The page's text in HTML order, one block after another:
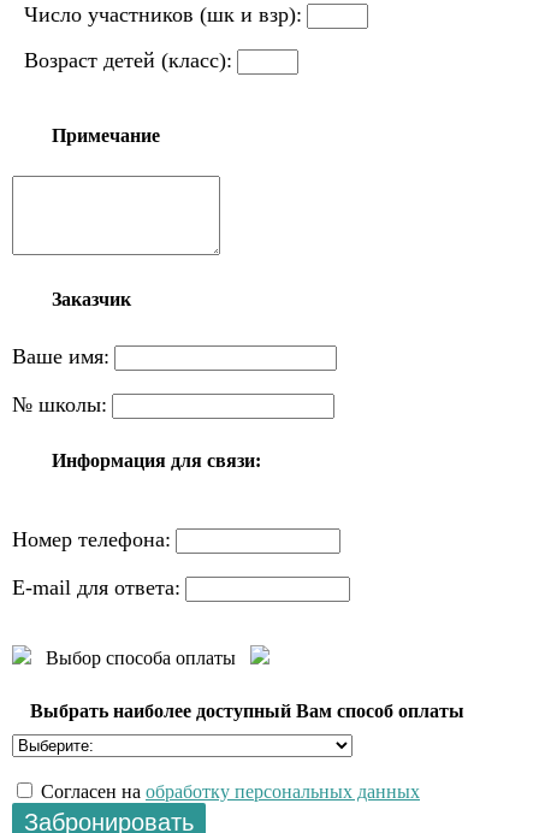
Число участников (шк и взр):
Возраст детей (класс):
Примечание
Заказчик
Ваше имя:
№ школы:
Информация для связи:
Номер телефона:
E-mail для ответа:
Выбор способа оплаты
Выбрать наиболее доступный Вам способ оплаты
Согласен на обработку персональных данных